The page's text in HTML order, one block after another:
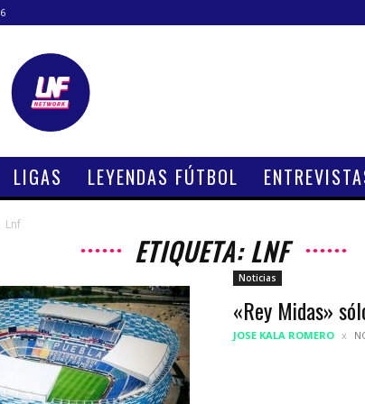
Lanetafutbolera
LIGAS LEYENDAS FÚTBOL
Lnf
ETIQUETA: LNF
Noticias
«Rey Midas»
JOSE KALA ROMERO